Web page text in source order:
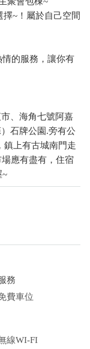
擇~！屬於自己空間
的服務，讓你有
、海角七號阿嘉
石牌公園.旁有公
鎮上有古城南門走
應有盡有，住宿
~
務
費車位
線WI-FI